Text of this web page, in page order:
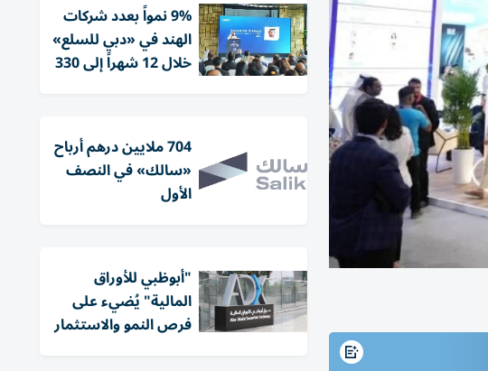
9% نمواً بعدد شركات
الهند في «دبي للسلع»
خلال 12 شهراً إلى 330
704 ملايين درهم أرباح
«سالك» في النصف
الأول
"أبوظبي للأوراق
المالية" يُضيء على
فرص النمو والاستثمار